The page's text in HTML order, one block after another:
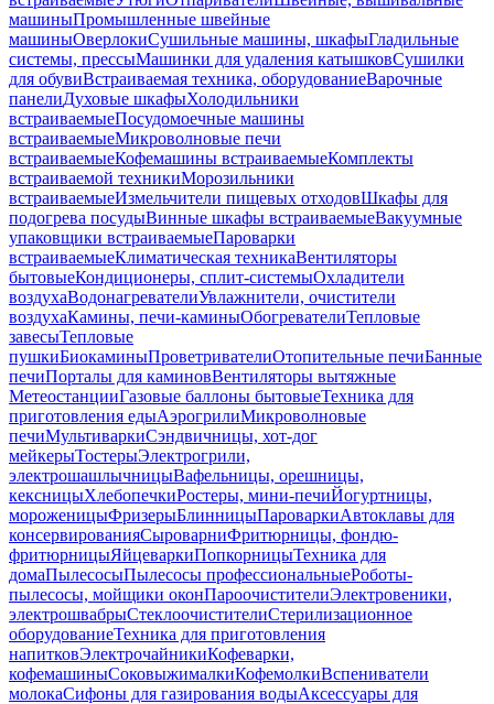
машиныПромышленные швейные
машиныОверлокиСушильные машины, шкафыГладильные
системы, прессыМашинки для удаления катышковСушилки
для обувиВстраиваемая техника, оборудованиеВарочные
панелиДуховые шкафыХолодильники
встраиваемыеПосудомоечные машины
встраиваемыеМикроволновые печи
встраиваемыеКофемашины встраиваемыеКомплекты
встраиваемой техникиМорозильники
встраиваемыеИзмельчители пищевых отходовШкафы для
подогрева посудыВинные шкафы встраиваемыеВакуумные
упаковщики встраиваемыеПароварки
встраиваемыеКлиматическая техникаВентиляторы
бытовыеКондиционеры, сплит-системыОхладители
воздухаВодонагревателиУвлажнители, очистители
воздухаКамины, печи-каминыОбогревателиТепловые
завесыТепловые
пушкиБиокаминыПроветривателиОтопительные печиБанные
печиПорталы для каминовВентиляторы вытяжные
МетеостанцииГазовые баллоны бытовыеТехника для
приготовления едыАэрогрилиМикроволновые
печиМультиваркиСэндвичницы, хот-дог
мейкерыТостерыЭлектрогрили,
электрошашлычницыВафельницы, орешницы,
кексницыХлебопечкиРостеры, мини-печиЙогуртницы,
мороженицыФризерыБлинницыПароваркиАвтоклавы для
консервированияСыроварниФритюрницы, фондю-
фритюрницыЯйцеваркиПопкорницыТехника для
домаПылесосыПылесосы профессиональныеРоботы-
пылесосы, мойщики оконПароочистителиЭлектровеники,
электрошвабрыСтеклоочистителиСтерилизационное
оборудованиеТехника для приготовления
напитковЭлектрочайникиКофеварки,
кофемашиныСоковыжималкиКофемолкиВспениватели
молокаСифоны для газирования водыАксессуары для